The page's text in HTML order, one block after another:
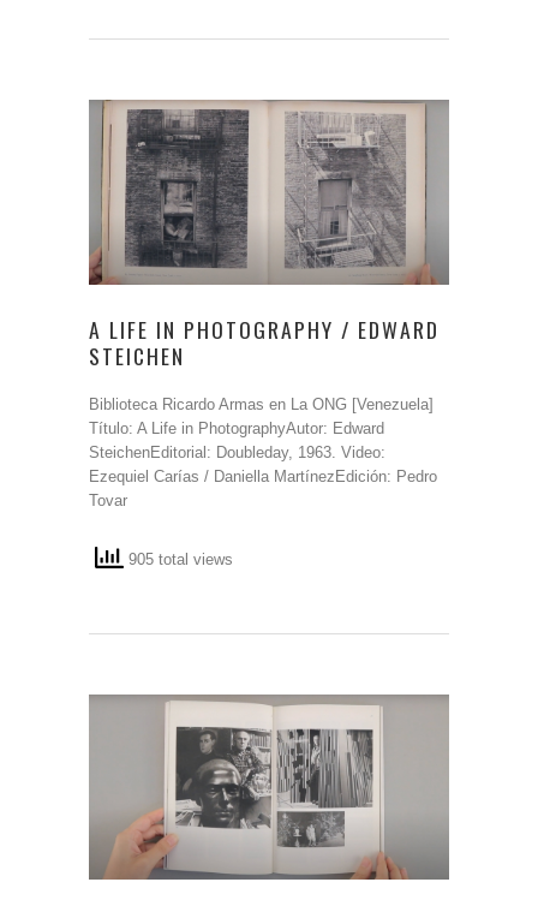
A LIFE IN PHOTOGRAPHY / EDWARD
STEICHEN
Biblioteca Ricardo Armas en La ONG [Venezuela]
Título: A Life in PhotographyAutor: Edward
SteichenEditorial: Doubleday, 1963. Video:
Ezequiel Carías / Daniella MartínezEdición: Pedro
Tovar
905 total views